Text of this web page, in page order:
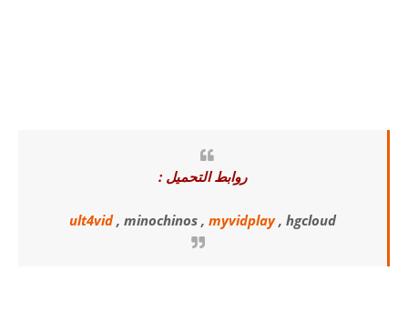
روابط التحميل :
ult4vid, minochinos , myvidplay, hgcloud